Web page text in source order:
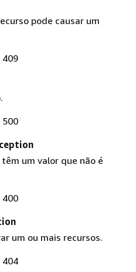
pode causar um
um valor que não é
um ou mais recursos.